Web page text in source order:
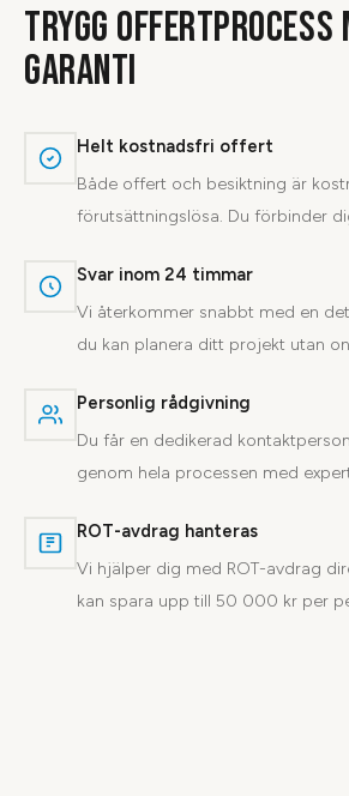
TRYGG OFFERTPROCESS
GARANTI
Helt kostnadsfri offert
Både offert och besiktning är
förutsättningslösa. Du förbinder
Svar inom 24 timmar
Vi återkommer snabbt med en
du kan planera ditt projekt utan
Personlig rådgivning
Du får en dedikerad
genom hela processen med
ROT-avdrag hanteras
Vi hjälper dig med ROT-avdrag
kan spara upp till 50 000 kr per